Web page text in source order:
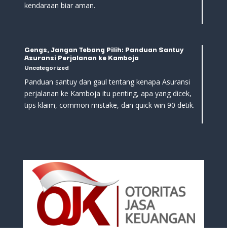
kendaraan biar aman.
Gengs, Jangan Tebang Pilih: Panduan Santuy
Asuransi Perjalanan ke Kamboja
Uncategorized
Panduan santuy dan gaul tentang kenapa Asuransi
perjalanan ke Kamboja itu penting, apa yang dicek,
tips klaim, common mistake, dan quick win 90 detik.